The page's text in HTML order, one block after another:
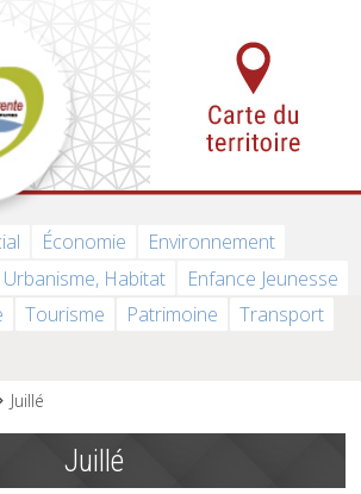
Économie
Environnement
Urbanisme, Habitat
Enfance Jeunesse
Tourisme Patrimoine Transport
Juillé
Juillé